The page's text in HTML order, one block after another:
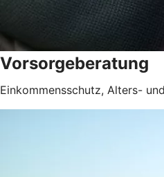
Vorsorgeberatung
Einkommensschutz, Alters-